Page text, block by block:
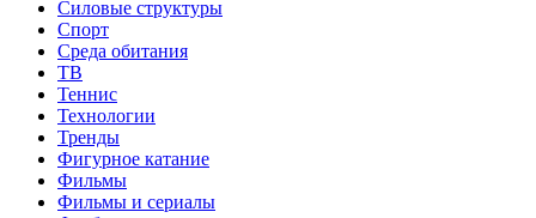
Силовые структуры
Спорт
Среда обитания
ТВ
Теннис
Технологии
Тренды
Фигурное катание
Фильмы
Фильмы и сериалы